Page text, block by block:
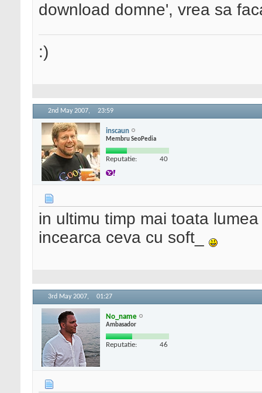
download domne', vrea sa
:)
2nd May 2007, 23:59
inscaun
Membru SeoPedia
Reputatie: 40
in ultimu timp mai toata
incearca ceva cu soft_
3rd May 2007, 01:27
No_name
Ambasador
Reputatie: 46